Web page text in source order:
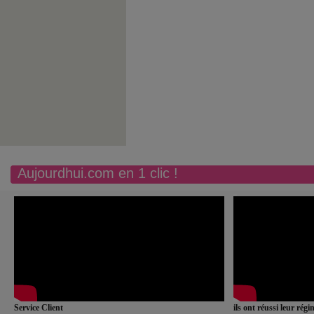
Aujourdhui.com en 1 clic !
Service Client
ils ont réussi leur